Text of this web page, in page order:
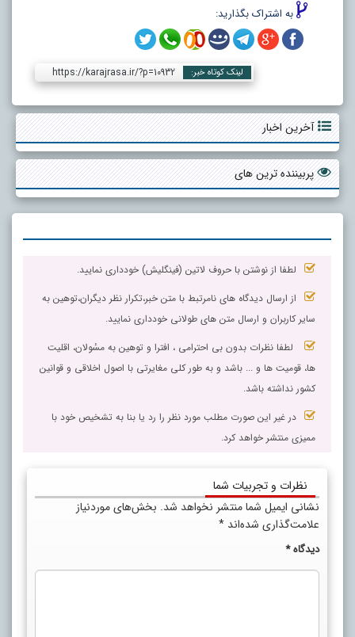
به اشتراک بگذارید:
لینک کوتاه خبر: https://karajrasa.ir/?p=10932
آخرین اخبار
پربیننده ترین های
لطفا از نوشتن با حروف لاتین (فینگلیش) خودداری نمایید.
از ارسال دیدگاه های نامرتبط با متن خبر،تکرار نظر دیگران،توهین به
سایر کاربران و ارسال متن های طولانی خودداری نمایید.
لطفا نظرات بدون بی احترامی ، افترا و توهین به مسٔولان، اقلیت
ها، قومیت ها و ... باشد و به طور کلی مغایرتی با اصول اخلاقی و قوانین
کشور نداشته باشد.
در غیر این صورت مطلب مورد نظر را رد یا بنا به تشخیص خود با
ممیزی منتشر خواهد کرد.
نظرات و تجربیات شما
نشانی ایمیل شما منتشر نخواهد شد. بخش‌های موردنیاز
علامت‌گذاری شده‌اند *
دیدگاه*